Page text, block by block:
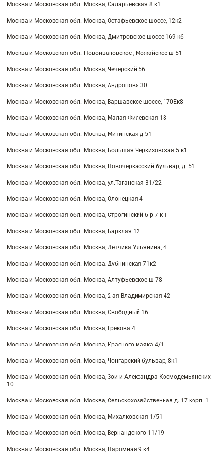
Москва и Московская обл., Москва, Саларьевская 8 к1
Москва и Московская обл., Москва, Остафьевское шоссе, 12к2
Москва и Московская обл., Москва, Дмитровское шоссе 169 к6
Москва и Московская обл., Новоивановское , Можайское ш 51
Москва и Московская обл., Москва, Чечерский 56
Москва и Московская обл., Москва, Андропова 30
Москва и Московская обл., Москва, Варшавское шоссе, 170Ек8
Москва и Московская обл., Москва, Малая Филевская 18
Москва и Московская обл., Москва, Митинская д 51
Москва и Московская обл., Москва, Большая Черкизовская 5 к1
Москва и Московская обл., Москва, Новочеркасский бульвар, д. 51
Москва и Московская обл., Москва, ул.Таганская 31/22
Москва и Московская обл., Москва, Олонецкая 4
Москва и Московская обл., Москва, Строгинский б-р 7 к 1
Москва и Московская обл., Москва, Барклая 12
Москва и Московская обл., Москва, Летчика Ульянина, 4
Москва и Московская обл., Москва, Дубнинская 71к2
Москва и Московская обл., Москва, Алтуфьевское ш 78
Москва и Московская обл., Москва, 2-ая Владимирская 42
Москва и Московская обл., Москва, Свободный 16
Москва и Московская обл., Москва, Грекова 4
Москва и Московская обл., Москва, Красного маяка 4/1
Москва и Московская обл., Москва, Чонгарский бульвар, 8к1
Москва и Московская обл., Москва, Зои и Александра Космодемьянских
10
Москва и Московская обл., Москва, Сельскохозяйственная д. 17 корп. 1
Москва и Московская обл., Москва, Михалковская 1/51
Москва и Московская обл., Москва, Вернандского 11/19
Москва и Московская обл., Москва, Паромная 9 к4